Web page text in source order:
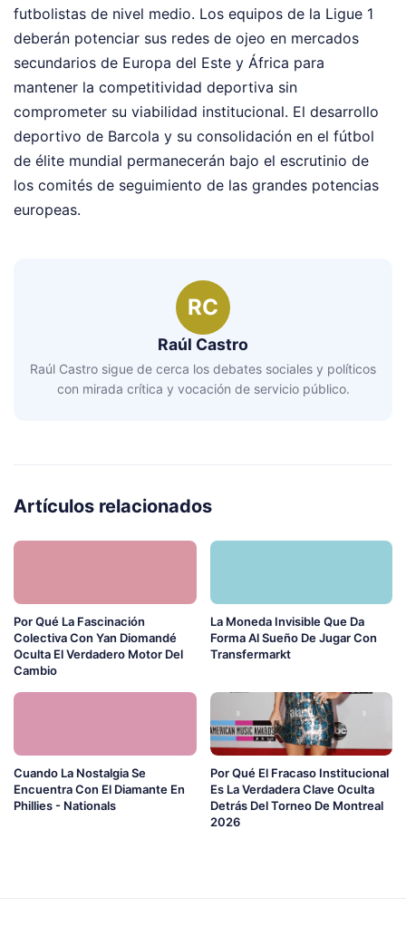
futbolistas de nivel medio. Los equipos de la Ligue 1
deberán potenciar sus redes de ojeo en mercados
secundarios de Europa del Este y África para
mantener la competitividad deportiva sin
comprometer su viabilidad institucional. El desarrollo
deportivo de Barcola y su consolidación en el fútbol
de élite mundial permanecerán bajo el escrutinio de
los comités de seguimiento de las grandes potencias
europeas.
RC
Raúl Castro
Raúl Castro sigue de cerca los debates sociales y políticos
con mirada crítica y vocación de servicio público.
Artículos relacionados
Por Qué La Fascinación
Colectiva Con Yan Diomandé
Oculta El Verdadero Motor Del
Cambio
La Moneda Invisible Que Da
Forma Al Sueño De Jugar Con
Transfermarkt
Cuando La Nostalgia Se
Encuentra Con El Diamante En
Phillies - Nationals
Por Qué El Fracaso Institucional
Es La Verdadera Clave Oculta
Detrás Del Torneo De Montreal
2026